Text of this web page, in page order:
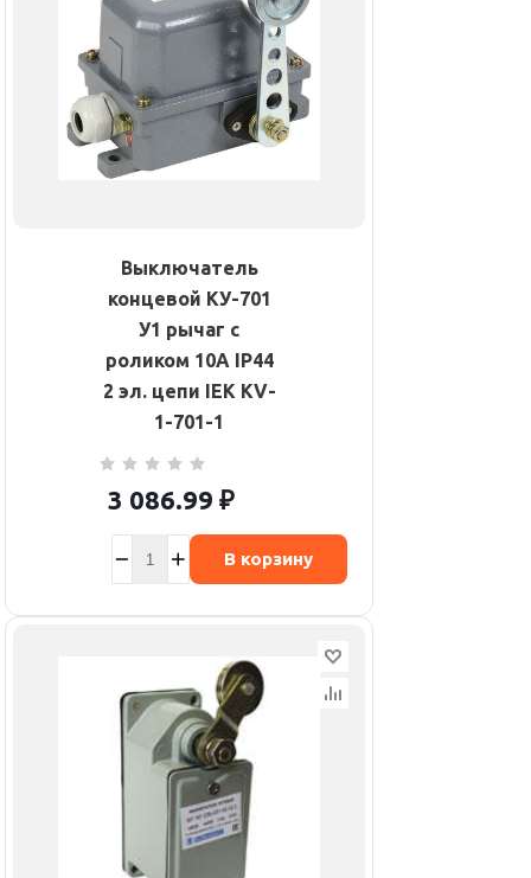
Выключатель
концевой КУ-701
У1 рычаг с
роликом 10А IP44
2 эл. цепи IEK KV-
1-701-1
3 086.99 ₽
В корзину